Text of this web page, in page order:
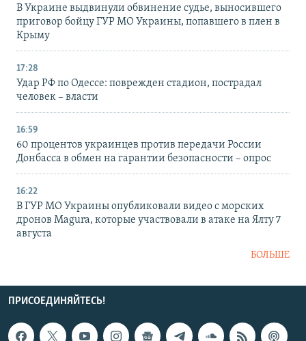
В Украине выдвинули обвинение судье, выносившего
приговор бойцу ГУР МО Украины, попавшего в плен в
Крыму
17:28
Удар РФ по Одессе: поврежден стадион, пострадал
человек – власти
16:59
60 процентов украинцев против передачи России
Донбасса в обмен на гарантии безопасности – опрос
16:22
В ГУР МО Украины опубликовали видео с морских
дронов Magura, которые участвовали в атаке на Ялту 7
августа
БОЛЬШЕ
ПРИСОЕДИНЯЙТЕСЬ!